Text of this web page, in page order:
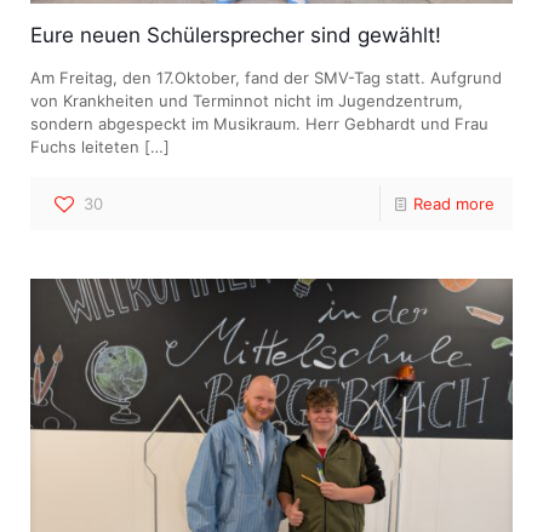
Eure neuen Schülersprecher sind gewählt!
Am Freitag, den 17.Oktober, fand der SMV-Tag statt. Aufgrund
von Krankheiten und Terminnot nicht im Jugendzentrum,
sondern abgespeckt im Musikraum. Herr Gebhardt und Frau
Fuchs leiteten […]
30 Read more